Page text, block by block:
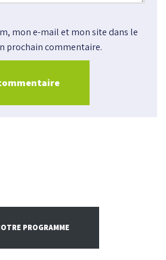
mon e-mail et mon site dans le
prochain commentaire.
PROGRAMME